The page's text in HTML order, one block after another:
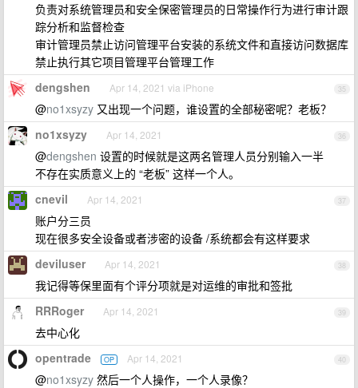
负责对系统管理员和安全保密管理员的日常操作行为进行审计跟
踪分析和监督检查
审计管理员禁止访问管理平台安装的系统文件和直接访问数据库
禁止执行其它项目管理平台管理工作
35
dengshen Apr 14, 2021 via iPhone
@no1xsyzy 又出现一个问题，谁设置的全部秘密呢？老板？
36
no1xsyzy Apr 14, 2021
@dengshen 设置的时候就是这两名管理人员分别输入一半
不存在实质意义上的 “老板” 这样一个人。
37
cnevil Apr 14, 2021
账户分三员
现在很多安全设备或者涉密的设备 /系统都会有这样要求
38
deviluser Apr 14, 2021
我记得等保里面有个评分项就是对运维的审批和签批
39
RRRoger Apr 14, 2021
去中心化
40
opentrade OP Apr 14, 2021
@no1xsyzy 然后一个人操作，一个人录像？